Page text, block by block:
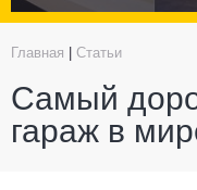
Главная Статьи
Самый
гараж в